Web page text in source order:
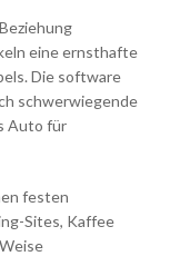
eine ernsthafte
Die software
schwerwiegende
Auto für
festen
Sites, Kaffee